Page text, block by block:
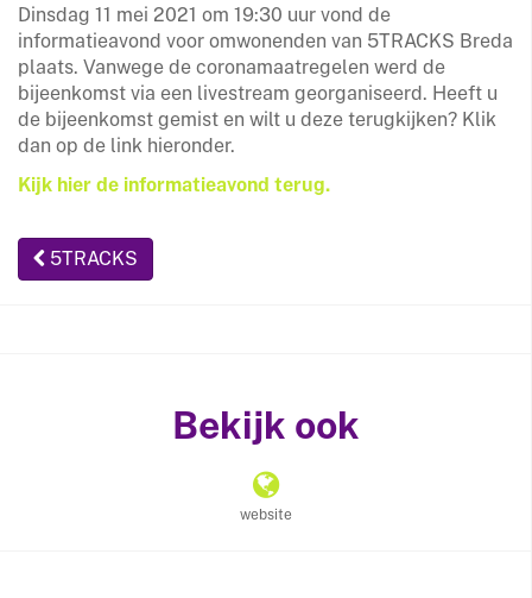
Dinsdag 11 mei 2021 om 19:30 uur vond de
informatieavond voor omwonenden van 5TRACKS Breda
plaats. Vanwege de coronamaatregelen werd de
bijeenkomst via een livestream georganiseerd. Heeft u
de bijeenkomst gemist en wilt u deze terugkijken? Klik
dan op de link hieronder.
Kijk hier de informatieavond terug.
5TRACKS
Bekijk ook
website